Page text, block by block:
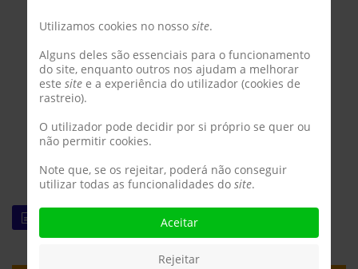
Utilizamos cookies no nosso site.
Alguns deles são essenciais para o funcionamento
do site, enquanto outros nos ajudam a melhorar
este site e a experiência do utilizador (cookies de
rastreio).
O utilizador pode decidir por si próprio se quer ou
não permitir cookies.
Note que, se os rejeitar, poderá não conseguir
utilizar todas as funcionalidades do site.
Aceitar
Rejeitar